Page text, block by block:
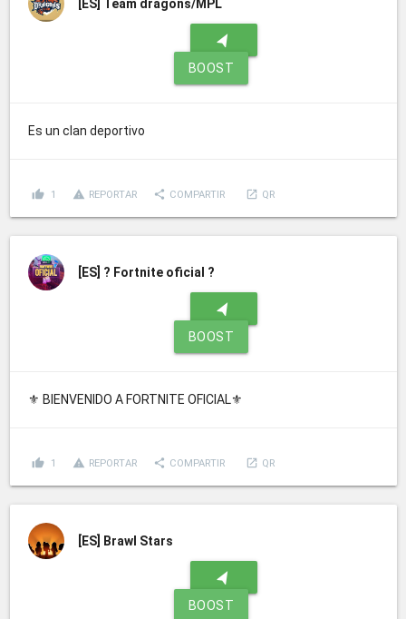
[ES] Team dragons/MPL
navigation
BOOST
Es un clan deportivo
thumb_up 1 report_problem REPORTAR share COMPARTIR launch QR
[ES] ? Fortnite oficial ?
navigation
BOOST
⚜ BIENVENIDO A FORTNITE OFICIAL⚜
thumb_up 1 report_problem REPORTAR share COMPARTIR launch QR
[ES] Brawl Stars
navigation
BOOST